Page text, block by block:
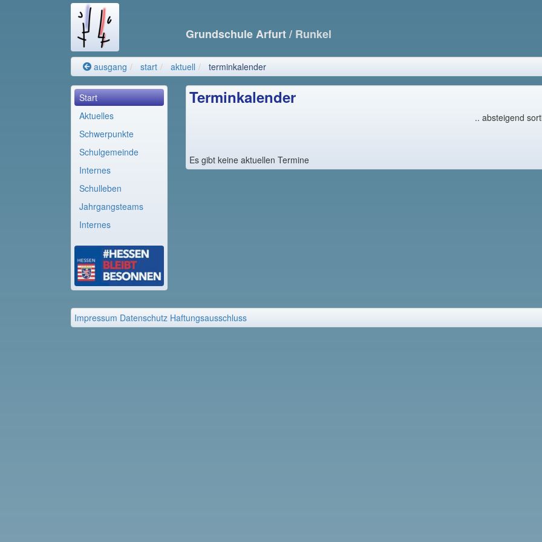
Grundschule Arfurt/ Runkel
ausgang start aktuell terminkalender
Start
Aktuelles
Schwerpunkte
Schulgemeinde
Internes
Schulleben
Jahrgangsteams
Internes
Terminkalender
.. absteigend
Es gibt keine aktuellen Termine
Impressum Datenschutz Haftungsausschluss